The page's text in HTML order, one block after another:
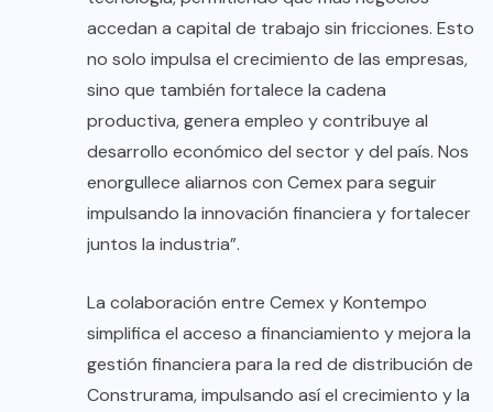
accedan a capital de trabajo sin fricciones. Esto
no solo impulsa el crecimiento de las empresas,
sino que también fortalece la cadena
productiva, genera empleo y contribuye al
desarrollo económico del sector y del país. Nos
enorgullece aliarnos con Cemex para seguir
impulsando la innovación financiera y fortalecer
juntos la industria”.
La colaboración entre Cemex y Kontempo
simplifica el acceso a financiamiento y mejora la
gestión financiera para la red de distribución de
Construrama, impulsando así el crecimiento y la